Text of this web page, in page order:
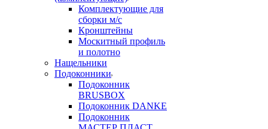
Комплектующие для
сборки м/с
Кронштейны
Москитный профиль
и полотно
Нащельники
Подоконники
Подоконник
BRUSBOX
Подоконник DANKE
Подоконник